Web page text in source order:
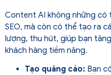
Content AI không những có
SEO, mà còn có thể tạo ra
lượng, thu hút, giúp bạn
khách hàng tiềm năng.
Tạo quảng cáo: Bạn